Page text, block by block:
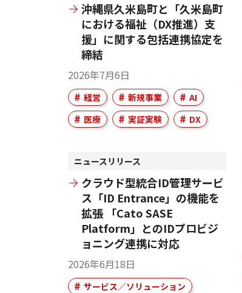
沖縄県久米島町と「久米島町
における福祉（DX推進）支
援」に関する包括連携協定を
締結
2026年7月6日
経営 新規事業
AI
医療
実証実験 DX
ニュースリリース
クラウド型統合ID管理サービ
ス「ID Entrance」の機能を
拡張 「Cato SASE
Platform」とのIDプロビジ
ョニング連携に対応
2026年6月18日
サービス／ソリューション